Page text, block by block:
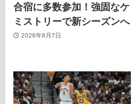
合宿に多数参加！強固なケ
ミストリーで新シーズンへ
2026年8月7日